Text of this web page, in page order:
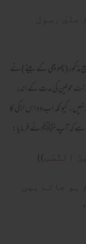
علىٰ رسول
مذکور (پھوپھی کے بیٹے) نے
حولین کی مدت کے اندر
کیونکہ اب وہ اس لڑکی کا
ہے کہ آپﷺ نے فرمایا:
النَّسَب))
ہو جاتے ہیں